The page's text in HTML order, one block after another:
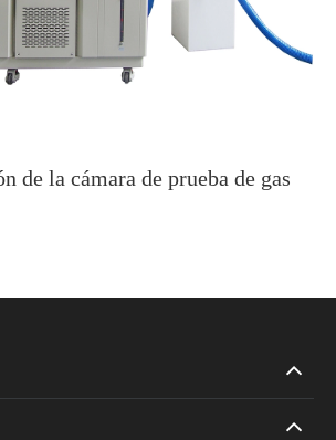
de la cámara de prueba de gas